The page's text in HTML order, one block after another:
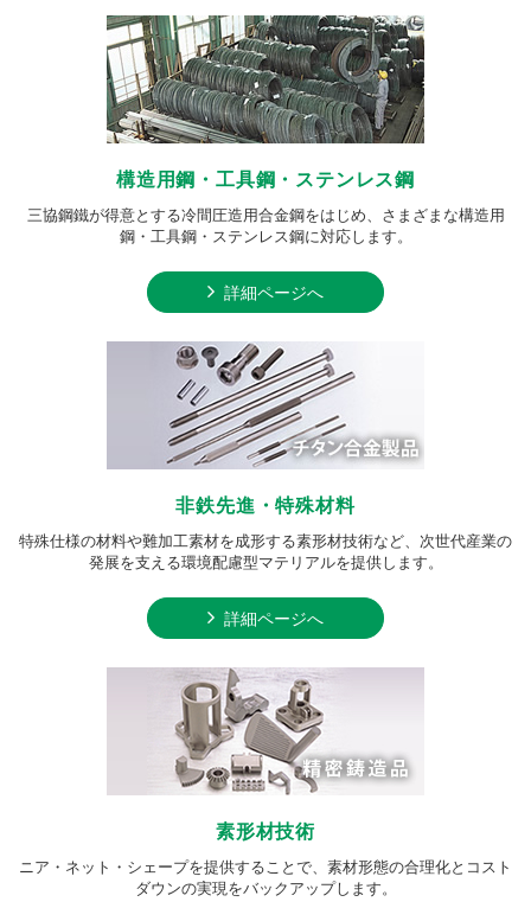
構造用鋼・工具鋼・ステンレス鋼
三協鋼鐵が得意とする冷間圧造用合金鋼をはじめ、さまざまな構造用
鋼・工具鋼・ステンレス鋼に対応します。
詳細ページへ
非鉄先進・特殊材料
特殊仕様の材料や難加工素材を成形する素形材技術など、次世代産業の
発展を支える環境配慮型マテリアルを提供します。
詳細ページへ
素形材技術
ニア・ネット・シェープを提供することで、素材形態の合理化とコスト
ダウンの実現をバックアップします。